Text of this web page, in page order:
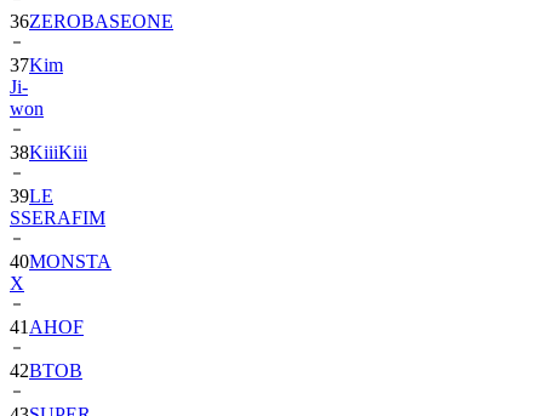
37Kim
Ji-
won
38KiiiKiii
39LE
SSERAFIM
40MONSTA
X
41
42 BTOB
43SUPER
JUNIOR